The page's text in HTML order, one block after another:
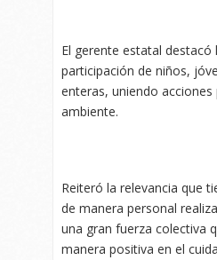
El gerente estatal destacó
participación de niños,
enteras, uniendo
ambiente.
Reiteró la relevancia que
de manera personal
una gran fuerza colectiva
manera positiva en el